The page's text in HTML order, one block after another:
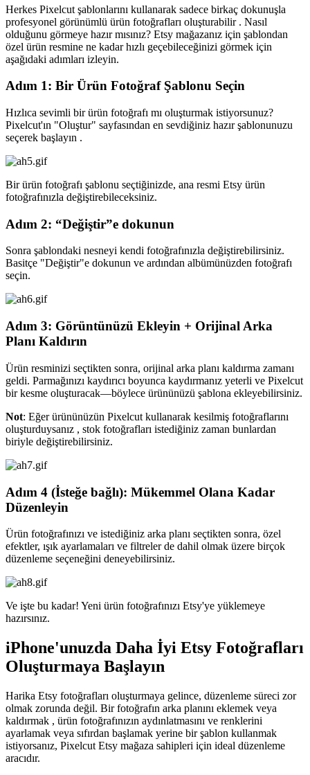
Herkes Pixelcut şablonlarını kullanarak sadece birkaç dokunuşla
profesyonel görünümlü ürün fotoğrafları oluşturabilir . Nasıl
olduğunu görmeye hazır mısınız? Etsy mağazanız için şablondan
özel ürün resmine ne kadar hızlı geçebileceğinizi görmek için
aşağıdaki adımları izleyin.
Adım 1: Bir Ürün Fotoğraf Şablonu Seçin
Hızlıca sevimli bir ürün fotoğrafı mı oluşturmak istiyorsunuz?
Pixelcut'ın "Oluştur" sayfasından en sevdiğiniz hazır şablonunuzu
seçerek başlayın .
Bir ürün fotoğrafı şablonu seçtiğinizde, ana resmi Etsy ürün
fotoğrafınızla değiştirebileceksiniz.
Adım 2: “Değiştir”e dokunun
Sonra şablondaki nesneyi kendi fotoğrafınızla değiştirebilirsiniz.
Basitçe "Değiştir"e dokunun ve ardından albümünüzden fotoğrafı
seçin.
Adım 3: Görüntünüzü Ekleyin + Orijinal Arka
Planı Kaldırın
Ürün resminizi seçtikten sonra, orijinal arka planı kaldırma zamanı
geldi. Parmağınızı kaydırıcı boyunca kaydırmanız yeterli ve Pixelcut
bir kesme oluşturacak—böylece ürününüzü şablona ekleyebilirsiniz.
Not: Eğer ürününüzün Pixelcut kullanarak kesilmiş fotoğraflarını
oluşturduysanız , stok fotoğrafları istediğiniz zaman bunlardan
biriyle değiştirebilirsiniz.
Adım 4 (İsteğe bağlı): Mükemmel Olana Kadar
Düzenleyin
Ürün fotoğrafınızı ve istediğiniz arka planı seçtikten sonra, özel
efektler, ışık ayarlamaları ve filtreler de dahil olmak üzere birçok
düzenleme seçeneğini deneyebilirsiniz.
Ve işte bu kadar! Yeni ürün fotoğrafınızı Etsy'ye yüklemeye
hazırsınız.
iPhone'unuzda Daha İyi Etsy Fotoğrafları
Oluşturmaya Başlayın
Harika Etsy fotoğrafları oluşturmaya gelince, düzenleme süreci zor
olmak zorunda değil. Bir fotoğrafın arka planını eklemek veya
kaldırmak , ürün fotoğrafınızın aydınlatmasını ve renklerini
ayarlamak veya sıfırdan başlamak yerine bir şablon kullanmak
istiyorsanız, Pixelcut Etsy mağaza sahipleri için ideal düzenleme
aracıdır.